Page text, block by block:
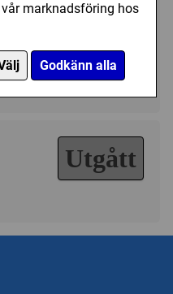
marknadsföring hos
Godkänn alla
Utgått